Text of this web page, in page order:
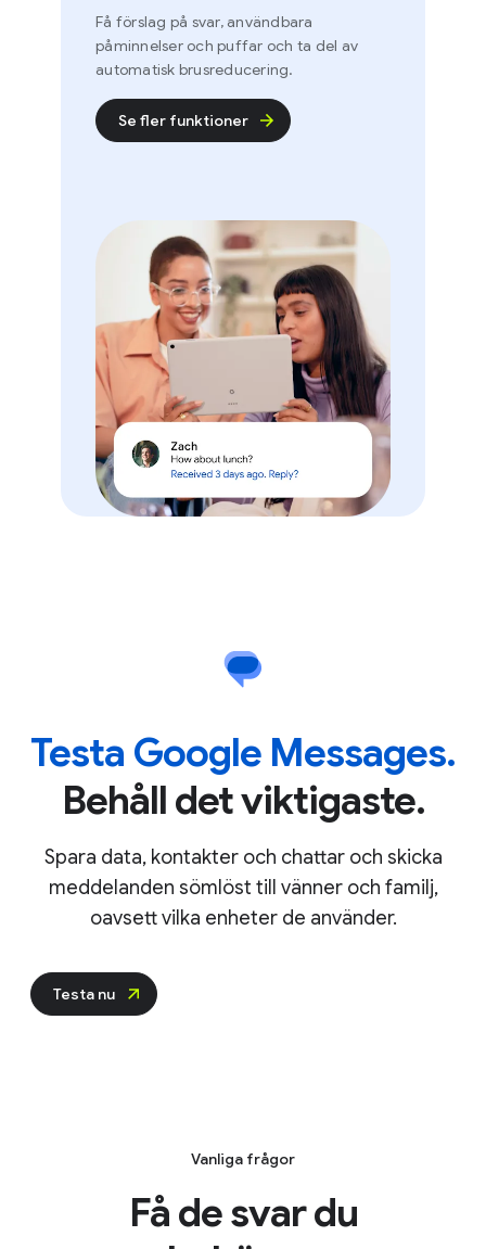
Få förslag på svar, användbara
påminnelser och puffar och ta del av
automatisk brusreducering.
Se fler funktioner
Testa Google Messages.
Behåll det viktigaste.
Spara data, kontakter och chattar och skicka
meddelanden sömlöst till vänner och familj,
oavsett vilka enheter de använder.
Testa nu
Vanliga frågor
Få de svar du